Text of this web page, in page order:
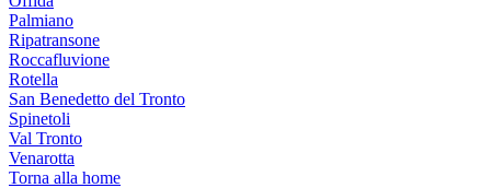
Palmiano
Ripatransone
Roccafluvione
Rotella
San Benedetto del Tronto
Spinetoli
Val Tronto
Venarotta
Torna alla home